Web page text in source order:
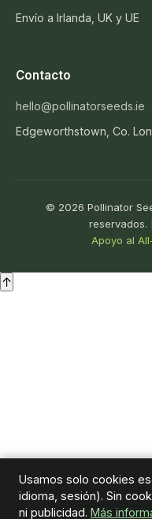
Envío a Irlanda, UK y UE
Contacto
hello@pollinatorseeds.ie
Edgeworthstown, Co.
© 2026 Pollinator
reservados. |
Apoyo al
↑
Usamos solo cookies
idioma, sesión). Sin
ni publicidad. Más